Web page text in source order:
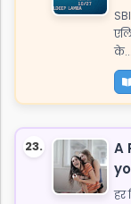
के...
23.
A
हर